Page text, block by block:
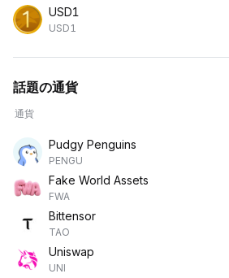
USD1
USD1
話題の通貨
通貨
Pudgy Penguins
PENGU
Fake World Assets
FWA
Bittensor
TAO
Uniswap
UNI